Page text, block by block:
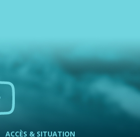
ACCÈS & SITUATION